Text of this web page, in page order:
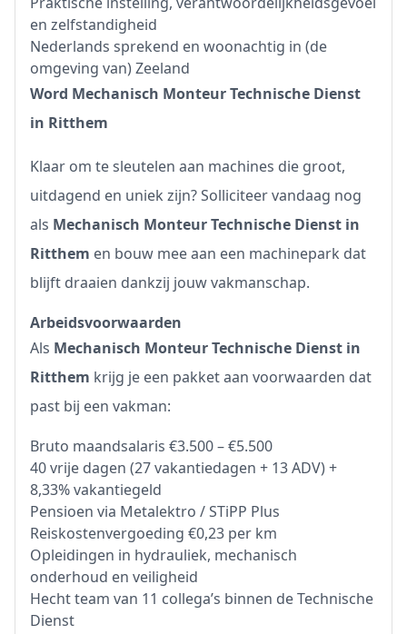
en zelfstandigheid
Nederlands sprekend en woonachtig in (de
omgeving van) Zeeland
Word Mechanisch Monteur Technische Dienst
in Ritthem
Klaar om te sleutelen aan machines die groot,
uitdagend en uniek zijn? Solliciteer vandaag nog
als Mechanisch Monteur Technische Dienst in
Ritthem en bouw mee aan een machinepark dat
blijft draaien dankzij jouw vakmanschap.
Arbeidsvoorwaarden
Als Mechanisch Monteur Technische Dienst in
Ritthem krijg je een pakket aan voorwaarden dat
past bij een vakman:
Bruto maandsalaris €3.500 – €5.500
40 vrije dagen (27 vakantiedagen + 13 ADV) +
8,33% vakantiegeld
Pensioen via Metalektro / STiPP Plus
Reiskostenvergoeding €0,23 per km
Opleidingen in hydrauliek, mechanisch
onderhoud en veiligheid
Hecht team van 11 collega’s binnen de Technische
Dienst